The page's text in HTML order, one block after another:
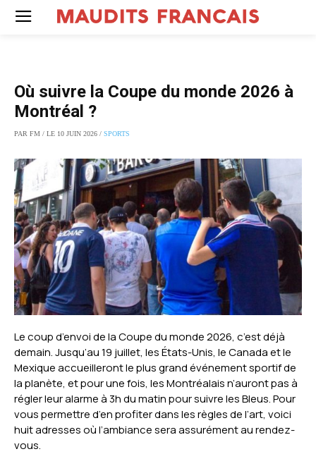
Où suivre la Coupe du monde 2026 à
Montréal ?
PAR FM / LE 10 JUIN 2026 / SPORTS
Le coup d’envoi de la Coupe du monde 2026, c’est déjà
demain. Jusqu’au 19 juillet, les États-Unis, le Canada et le
Mexique accueilleront le plus grand événement sportif de
la planète, et pour une fois, les Montréalais n’auront pas à
régler leur alarme à 3h du matin pour suivre les Bleus. Pour
vous permettre d’en profiter dans les règles de l’art, voici
huit adresses où l’ambiance sera assurément au rendez-
vous.